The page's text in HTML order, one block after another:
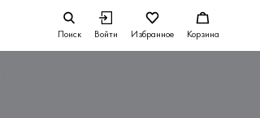
Поиск Войти Избранное Корзина